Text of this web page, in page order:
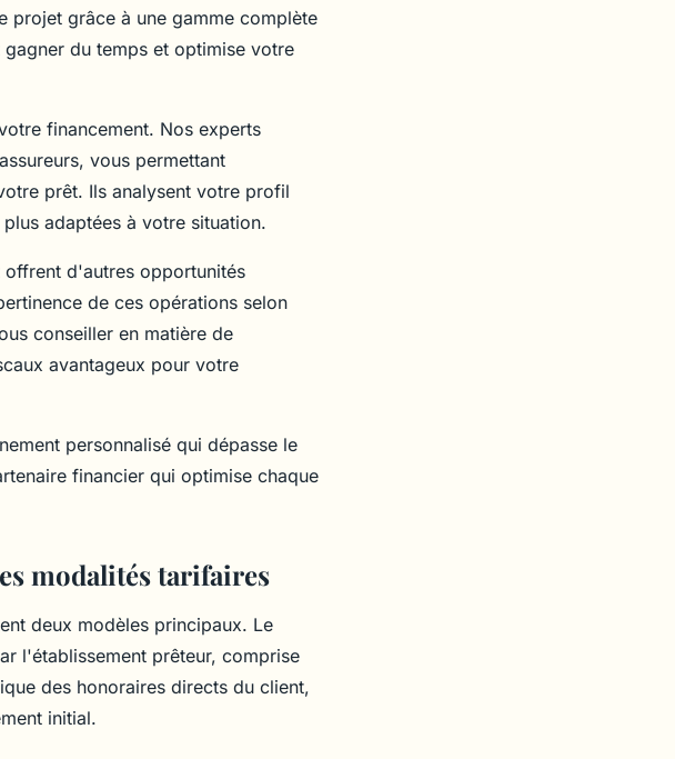
projet grâce à une gamme complète
du temps et optimise votre
financement. Nos experts
vous permettant
prêt. Ils analysent votre profil
adaptées à votre situation.
d'autres opportunités
de ces opérations selon
conseiller en matière de
avantageux pour votre
personnalisé qui dépasse le
financier qui optimise chaque
modalités tarifaires
deux modèles principaux. Le
l'établissement prêteur, comprise
des honoraires directs du client,
initial.